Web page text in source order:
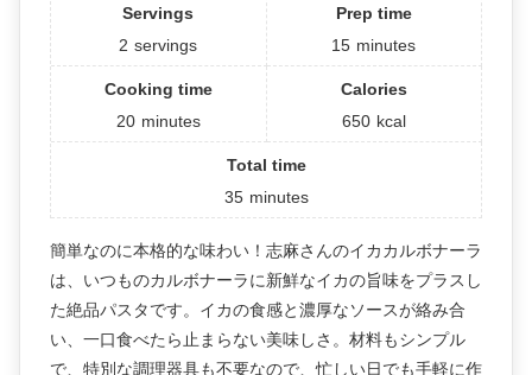
Servings
2 servings
Prep time
15 minutes
Cooking time
20 minutes
Calories
650 kcal
Total time
35 minutes
簡単なのに本格的な味わい！志麻さんのイカカルボナーラ
は、いつものカルボナーラに新鮮なイカの旨味をプラスし
た絶品パスタです。イカの食感と濃厚なソースが絡み合
い、一口食べたら止まらない美味しさ。材料もシンプル
で、特別な調理器具も不要なので、忙しい日でも手軽に作